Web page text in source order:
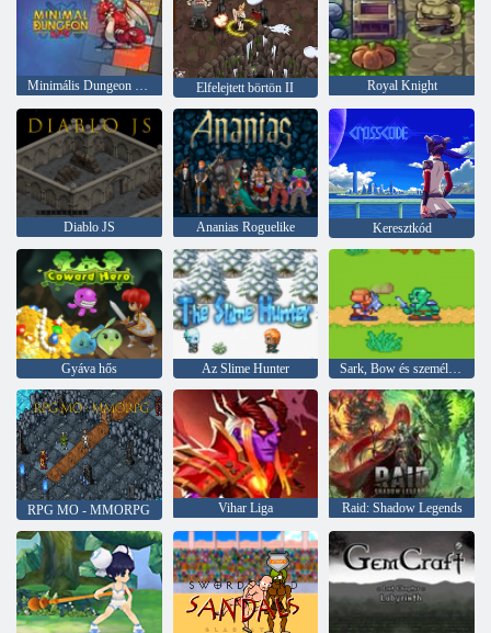
Minimális Dungeon RPG Elfelejtett börtön II Royal Knight
Diablo JS Ananias Roguelike Keresztkód
Gyáva hős Az Slime Hunter Sark, Bow és személyzet
RPG MO - MMORPG Vihar Liga Raid: Shadow Legends